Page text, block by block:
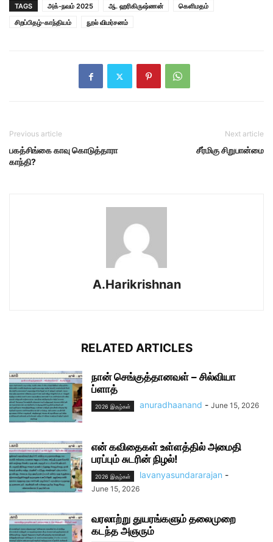
TAGS அக்-நவம் 2025 ஆ. ஹரிகிருஷ்ணன்
கெளிமதம்
சிறப்பிதழ்-காந்தியம்
நூல் விமர்சனம்
Previous article
பகத்சிங்கை காவு கொடுத்தாரா
காந்தி?
Next article
சீர்மிகு சிறுபான்மை
A.Harikrishnan
RELATED ARTICLES
நான் செங்குத்தானவள் – சில்வியா
ப்ளாத்
2026 இதழ்கள் anuradhaanand - June 15, 2026
என் கவிதைகள் உள்ளத்தில் அமைதி
பரப்பும் சுடரின் நிழல்!
2026 இதழ்கள் lavanyasundararajan -
June 15, 2026
வரலாற்று துயரங்களும் தலைமுறை
கடந்த அஞரும்